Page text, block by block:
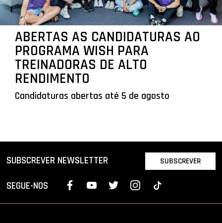
ABERTAS AS CANDIDATURAS AO
PROGRAMA WISH PARA
TREINADORAS DE ALTO
RENDIMENTO
Candidaturas abertas até 5 de agosto
SUBSCREVER NEWSLETTER SUBSCREVER
SEGUE-NOS